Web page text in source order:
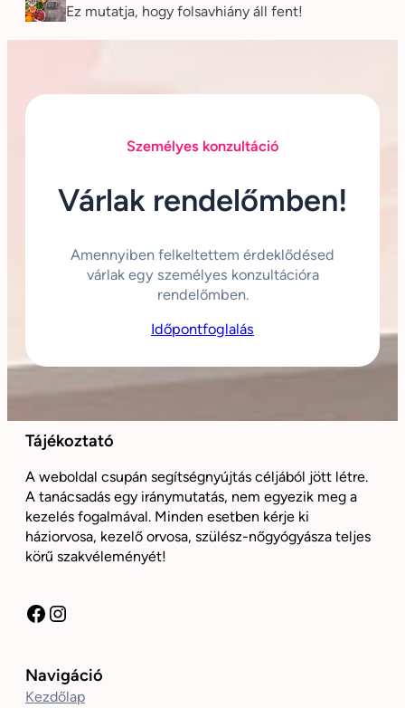
Ez mutatja, hogy folsavhiány áll fent!
Személyes konzultáció
Várlak rendelőmben!
Amennyiben felkeltettem érdeklődésed
várlak egy személyes konzultációra
rendelőmben.
Időpontfoglalás
Tájékoztató
A weboldal csupán segítségnyújtás céljából jött létre.
A tanácsadás egy iránymutatás, nem egyezik meg a
kezelés fogalmával. Minden esetben kérje ki
háziorvosa, kezelő orvosa, szülész-nőgyógyásza teljes
körű szakvéleményét!
Facebook Instagram
Navigáció
Kezdőlap